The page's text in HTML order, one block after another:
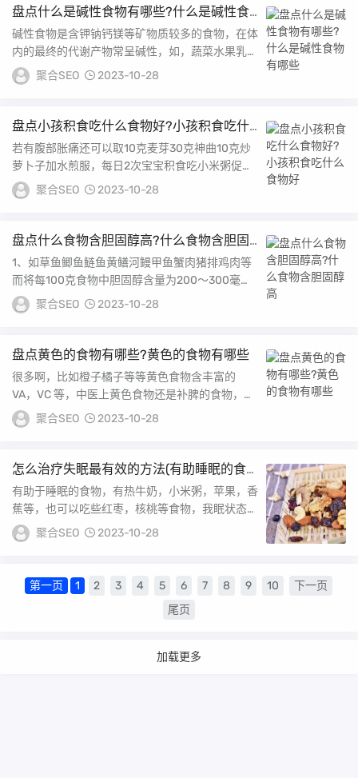
盘点什么是碱性食物有哪些?什么是碱性食
物有哪些
碱性食物是含钾钠钙镁等矿物质较多的食物，在体
内的最终的代谢产物常呈碱性，如，蔬菜水果乳类
大豆和菌类食物等1 蔬菜类碱性食物大全1A属于
寒...
聚合SEO 2023-10-28
盘点小孩积食吃什么食物好?小孩积食吃什
么食物好
若有腹部胀痛还可以取10克麦芽30克神曲10克炒
萝卜子加水煎服，每日2次宝宝积食吃小米粥促消
化 宝宝积食，导致肠胃消化不好，容易出现厌
食...
聚合SEO 2023-10-28
盘点什么食物含胆固醇高?什么食物含胆固
醇高
1、如草鱼鲫鱼鲢鱼黄鳝河鳗甲鱼蟹肉猪排鸡肉等
而将每100克食物中胆固醇含量为200～300毫克
的食物称高胆固醇食物，如猪肾猪肝猪肚蚌肉蛀...
聚合SEO 2023-10-28
盘点黄色的食物有哪些?黄色的食物有哪些
很多啊，比如橙子橘子等等黄色食物含丰富的
VA，VC 等，中医上黄色食物还是补脾的食物，对
健脾也有一定的好处。 黄色食物包括一系列由橙
到黄...
聚合SEO 2023-10-28
怎么治疗失眠最有效的方法(有助睡眠的食
物)
有助于睡眠的食物，有热牛奶，小米粥，苹果，香
蕉等，也可以吃些红枣，核桃等食物，我眠状态不
好与精神过度紧张，压力过大的因素有较大的关
系，通...
聚合SEO 2023-10-28
第一页 1 2 3 4 5 6 7 8 9 10
下一页
尾页
加载更多